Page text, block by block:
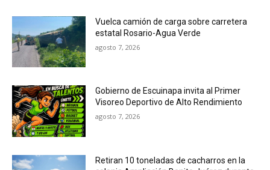
Vuelca camión de carga sobre carretera
estatal Rosario-Agua Verde
agosto 7, 2026
Gobierno de Escuinapa invita al Primer
Visoreo Deportivo de Alto Rendimiento
agosto 7, 2026
Retiran 10 toneladas de cacharros en la